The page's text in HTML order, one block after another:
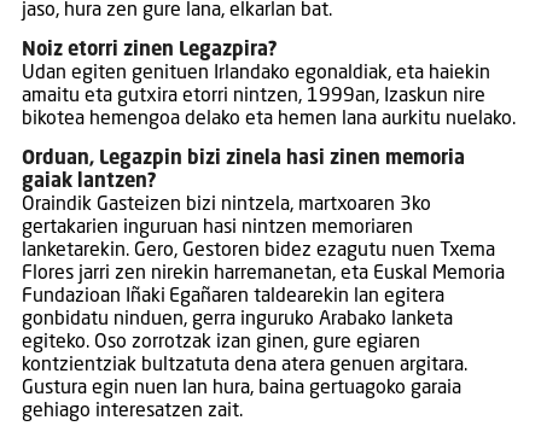
jaso, hura zen gure lana, elkarlan bat.
Noiz etorri zinen Legazpira?
Udan egiten genituen Irlandako egonaldiak, eta haiekin
amaitu eta gutxira etorri nintzen, 1999an, Izaskun nire
bikotea hemengoa delako eta hemen lana aurkitu nuelako.
Orduan, Legazpin bizi zinela hasi zinen memoria
gaiak lantzen?
Oraindik Gasteizen bizi nintzela, martxoaren 3ko
gertakarien inguruan hasi nintzen memoriaren
lanketarekin. Gero, Gestoren bidez ezagutu nuen Txema
Flores jarri zen nirekin harremanetan, eta Euskal Memoria
Fundazioan Iñaki Egañaren taldearekin lan egitera
gonbidatu ninduen, gerra inguruko Arabako lanketa
egiteko. Oso zorrotzak izan ginen, gure egiaren
kontzientziak bultzatuta dena atera genuen argitara.
Gustura egin nuen lan hura, baina gertuagoko garaia
gehiago interesatzen zait.